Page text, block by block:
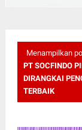
Menampilkan
PT SOCFINDO
DIRANGKAI
TERBAIK